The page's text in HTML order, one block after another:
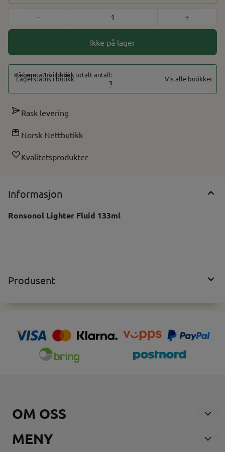
- +
Ikke på lager
På lager i1butikker, totalt antall:
1
Vis alle butikker
Rask levering
Norsk Nettbutikk
Kvalitetsprodukter
Informasjon
Ronsonol Lighter Fluid 133ml
Produsent
OM OSS
Nosmoke AS
MENY